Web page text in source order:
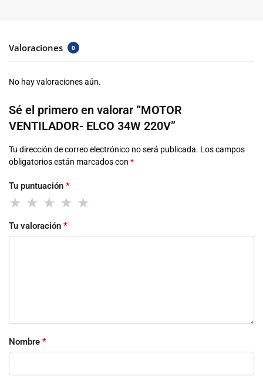
Valoraciones 0
No hay valoraciones aún.
Sé el primero en valorar “MOTOR
VENTILADOR- ELCO 34W 220V”
Tu dirección de correo electrónico no será publicada. Los campos
obligatorios están marcados con *
Tu puntuación *
Tu valoración *
Nombre *